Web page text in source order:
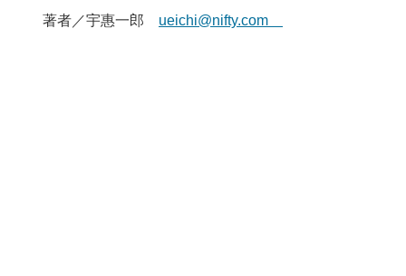
著者／宇惠一郎 ueichi@nifty.com